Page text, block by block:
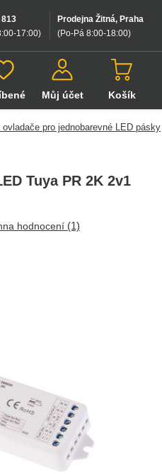
Prodejna Žitná, Praha
(Po-Pá 8:00-18:00)
17:00)
Můj účet Košík
pro jednobarevné LED pásky
Tuya PR 2K 2v1
hodnocení (1)